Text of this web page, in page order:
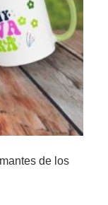
de los